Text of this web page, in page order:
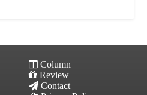
Column
Review
Contact